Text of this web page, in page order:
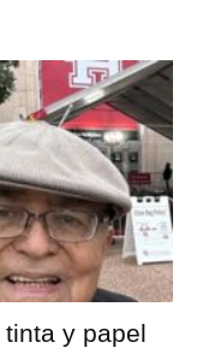
y papel